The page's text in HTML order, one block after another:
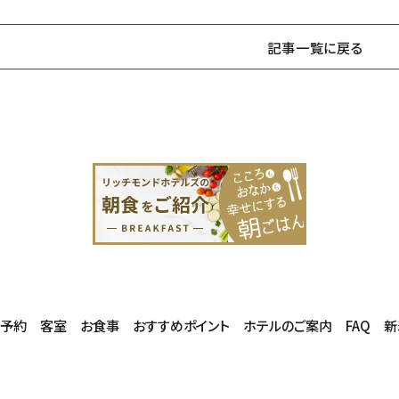
記事一覧に戻る
約 客室 お食事 おすすめポイント ホテルのご案内 FAQ